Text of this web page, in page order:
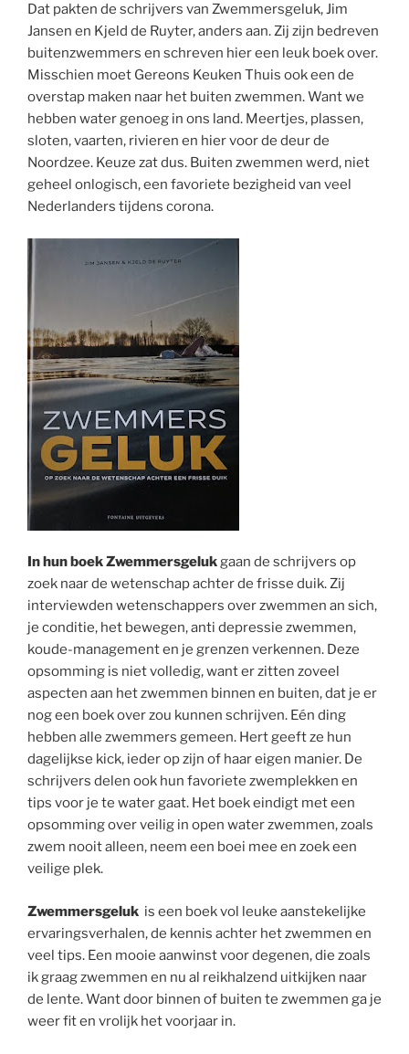
Dat pakten de schrijvers van Zwemmersgeluk, Jim
Jansen en Kjeld de Ruyter, anders aan. Zij zijn bedreven
buitenzwemmers en schreven hier een leuk boek over.
Misschien moet Gereons Keuken Thuis ook een de
overstap maken naar het buiten zwemmen. Want we
hebben water genoeg in ons land. Meertjes, plassen,
sloten, vaarten, rivieren en hier voor de deur de
Noordzee. Keuze zat dus. Buiten zwemmen werd, niet
geheel onlogisch, een favoriete bezigheid van veel
Nederlanders tijdens corona.
In hun boek Zwemmersgelukgaan de schrijvers op
zoek naar de wetenschap achter de frisse duik. Zij
interviewden wetenschappers over zwemmen an sich,
je conditie, het bewegen, anti depressie zwemmen,
koude-management en je grenzen verkennen. Deze
opsomming is niet volledig, want er zitten zoveel
aspecten aan het zwemmen binnen en buiten, dat je er
nog een boek over zou kunnen schrijven. Eén ding
hebben alle zwemmers gemeen. Hert geeft ze hun
dagelijkse kick, ieder op zijn of haar eigen manier. De
schrijvers delen ook hun favoriete zwemplekken en
tips voor je te water gaat. Het boek eindigt met een
opsomming over veilig in open water zwemmen, zoals
zwem nooit alleen, neem een boei mee en zoek een
veilige plek.
Zwemmersgeluk is een boek vol leuke aanstekelijke
ervaringsverhalen, de kennis achter het zwemmen en
veel tips. Een mooie aanwinst voor degenen, die zoals
ik graag zwemmen en nu al reikhalzend uitkijken naar
de lente. Want door binnen of buiten te zwemmen ga je
weer fit en vrolijk het voorjaar in.